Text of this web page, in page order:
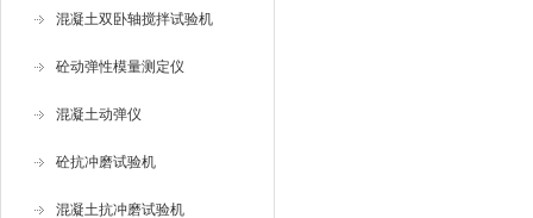
混凝土双卧轴搅拌试验机
砼动弹性模量测定仪
混凝土动弹仪
砼抗冲磨试验机
混凝土抗冲磨试验机